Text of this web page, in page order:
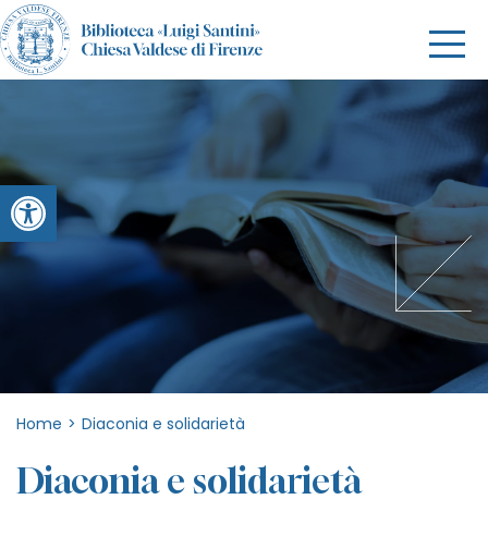
Apri la barra degli strumenti
Home > Diaconia e solidarietà
Diaconia e solidarietà